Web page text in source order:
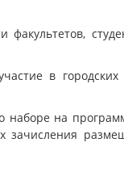
в
наборе на
зачисления